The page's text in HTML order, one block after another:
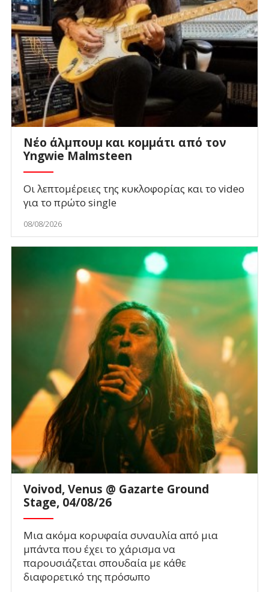
Νέο άλμπουμ και κομμάτι από τον
Yngwie Malmsteen
Οι λεπτομέρειες της κυκλοφορίας και το video
για το πρώτο single
08/08/2026
Voivod, Venus @ Gazarte Ground
Stage, 04/08/26
Μια ακόμα κορυφαία συναυλία από μια
μπάντα που έχει το χάρισμα να
παρουσιάζεται σπουδαία με κάθε
διαφορετικό της πρόσωπο